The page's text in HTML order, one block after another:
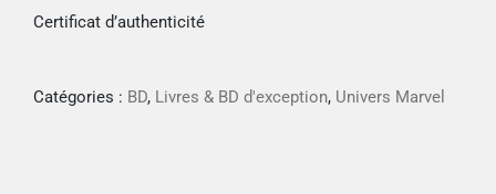
Certificat d’authenticité
Catégories : BD, Livres & BD d'exception, Univers Marvel